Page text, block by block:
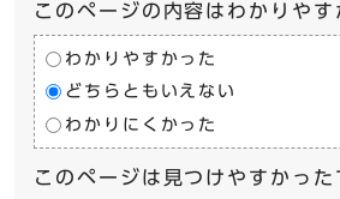
このページの内容はわかりやす
わかりやすかった
どちらともいえない
わかりにくかった
このページは見つけやすかった